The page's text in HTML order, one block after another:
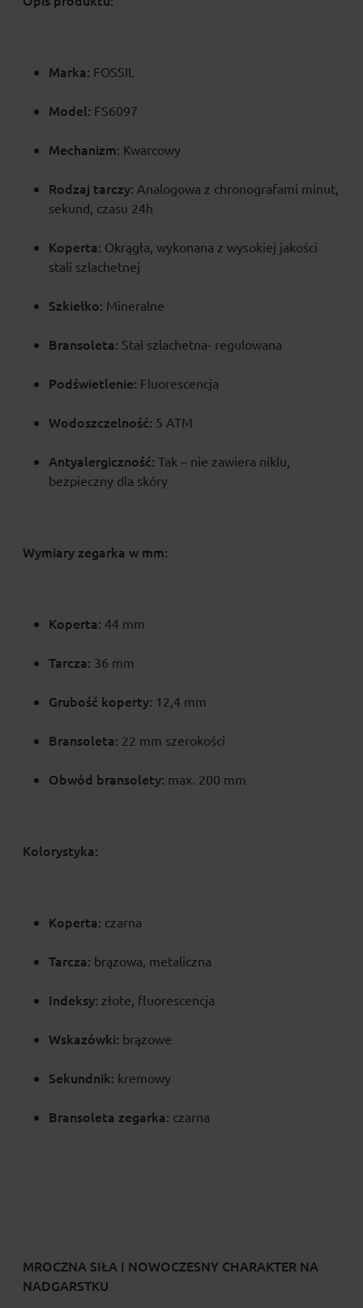
Marka: FOSSIL
Model: FS6097
Mechanizm: Kwarcowy
Rodzaj tarczy: Analogowa z chronografami minut,
sekund, czasu 24h
Koperta: Okrągła, wykonana z wysokiej jakości
stali szlachetnej
Szkiełko: Mineralne
Bransoleta: Stal szlachetna- regulowana
Podświetlenie: Fluorescencja
Wodoszczelność: 5 ATM
Antyalergiczność: Tak – nie zawiera niklu,
bezpieczny dla skóry
Wymiary zegarka w mm:
Koperta: 44 mm
Tarcza: 36 mm
Grubość koperty: 12,4 mm
Bransoleta: 22 mm szerokości
Obwód bransolety: max. 200 mm
Kolorystyka:
Koperta: czarna
Tarcza: brązowa, metaliczna
Indeksy: złote, fluorescencja
Wskazówki: brązowe
Sekundnik: kremowy
Bransoleta zegarka: czarna
MROCZNA SIŁA I NOWOCZESNY CHARAKTER NA
NADGARSTKU